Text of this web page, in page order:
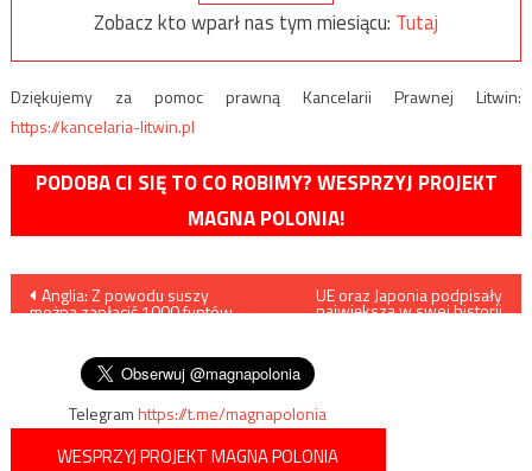
Zobacz kto wparł nas tym miesiącu: Tutaj
Dziękujemy za pomoc prawną Kancelarii Prawnej Litwin:
https://kancelaria-litwin.pl
PODOBA CI SIĘ TO CO ROBIMY? WESPRZYJ PROJEKT
MAGNA POLONIA!
Nawigacja
Anglia: Z powodu suszy
można zapłacić 1000 funtów
UE oraz Japonia podpisały
największą w swej historii
Telegramhttps://t.me/magnapolonia
WESPRZYJ PROJEKT MAGNA POLONIA